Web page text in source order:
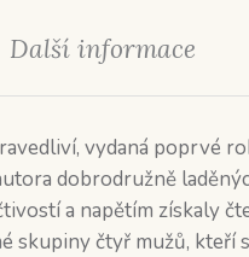
Další informace
vydaná poprvé
dobrodružně
a napětím získaly
skupiny čtyř mužů, kteří